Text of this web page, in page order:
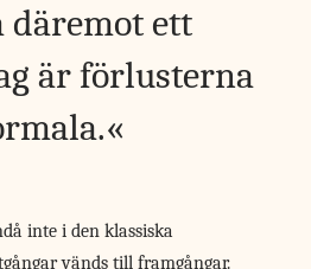
däremot ett
är förlusterna
inte i den klassiska
vänds till framgångar.